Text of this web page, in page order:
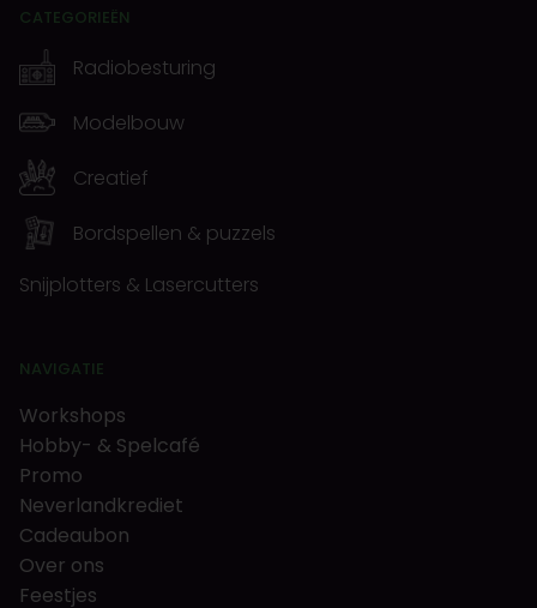
CATEGORIEËN
Radiobesturing
Modelbouw
Creatief
Bordspellen & puzzels
Snijplotters & Lasercutters
NAVIGATIE
Workshops
Hobby- & Spelcafé
Promo
Neverlandkrediet
Cadeaubon
Over ons
Feestjes